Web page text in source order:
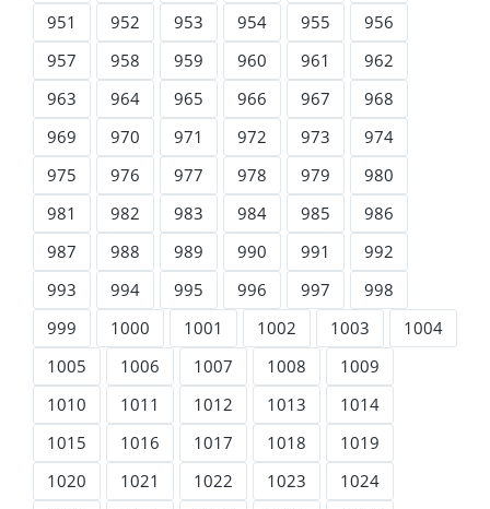
951
952 953 954 955
956
957
958 959 960 961
962
963
964 965 966 967
968
969
970 971 972 973
974
975
976 977 978 979
980
981
982 983 984 985
986
987
988 989 990 991
992
993
994 995 996 997
998
999
1000 1001 1002 1003
1004
1005
1006 1007 1008
1009
1010
1011 1012 1013
1014
1015
1016 1017 1018
1019
1020
1021 1022 1023
1024